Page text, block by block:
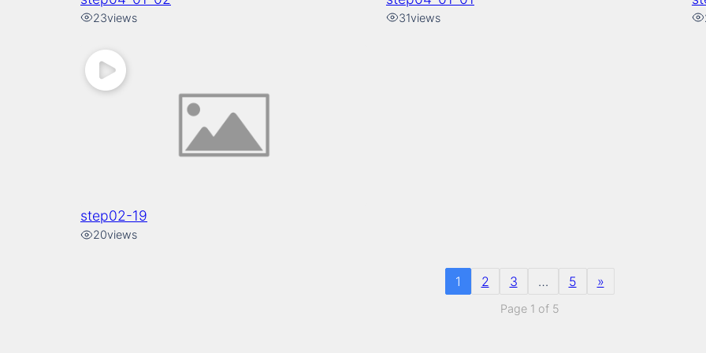
23views 31views
step02-19
20views
1 2 3 … 5 »
Page 1 of 5